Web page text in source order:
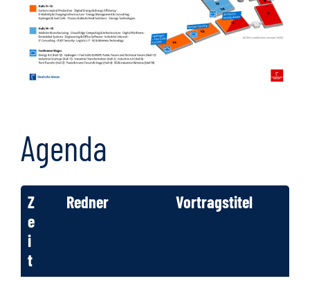
Agenda
Z
e
i
t
Redner Vortragstitel